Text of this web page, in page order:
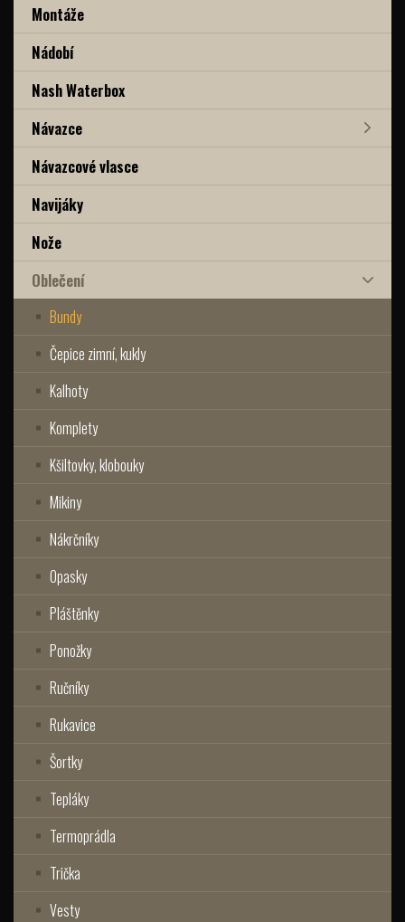
Montáže
Nádobí
Nash Waterbox
Návazce
Návazcové vlasce
Navijáky
Nože
Oblečení
Bundy
Čepice zimní, kukly
Kalhoty
Komplety
Kšiltovky, klobouky
Mikiny
Nákrčníky
Opasky
Pláštěnky
Ponožky
Ručníky
Rukavice
Šortky
Tepláky
Termoprádla
Trička
Vesty